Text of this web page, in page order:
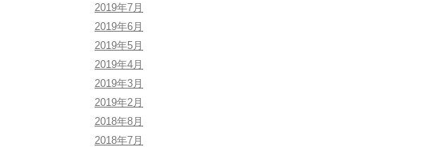
2019年7月
2019年6月
2019年5月
2019年4月
2019年3月
2019年2月
2018年8月
2018年7月